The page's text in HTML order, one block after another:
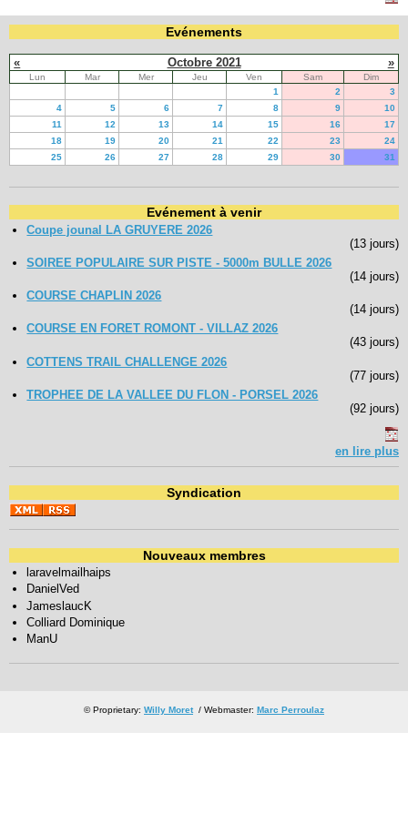
Navigation
recherche
site map
Ouverture de session
Nom d'utilisateur:
Mot de passe:
Créer un nouveau compte
Evénements
« Octobre 2021 »
Lun Mar Mer Jeu Ven Sam
Dim
1
2
3
4
5 6 7 8 9
10
11
12 13 14 15 16
17
18
19 20 21 22 23
24
25
26 27 28 29 30 31
Evénement à venir
Coupe jounal LA GRUYERE 2026
(13 jours)
SOIREE POPULAIRE SUR PISTE - 5000m BULLE 2026
(14 jours)
COURSE CHAPLIN 2026
(14 jours)
COURSE EN FORET ROMONT - VILLAZ 2026
(43 jours)
COTTENS TRAIL CHALLENGE 2026
(77 jours)
TROPHEE DE LA VALLEE DU FLON - PORSEL 2026
(92 jours)
en lire plus
Syndication
Nouveaux membres
laravelmailhaips
DanielVed
JameslaucK
Colliard Dominique
ManU
© Proprietary: Willy Moret/ Webmaster: Marc Perroulaz